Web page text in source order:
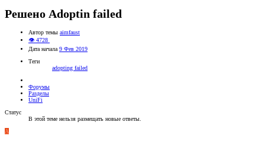
Решено Adoptin failed
Автор темы aimfaust
👁 4728
Дата начала 9 Фев 2019
Теги
adopting failed
Форумы
Разделы
UniFi
Статус
В этой теме нельзя размещать новые ответы.
A